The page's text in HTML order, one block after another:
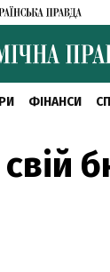
ФІНАНСИ